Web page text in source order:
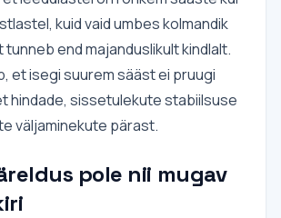
kuid vaid umbes kolmandik
end majanduslikult kindlalt.
et isegi suurem sääst ei pruugi
hindade, sissetulekute stabiilsuse
väljaminekute pärast.
pole nii mugav